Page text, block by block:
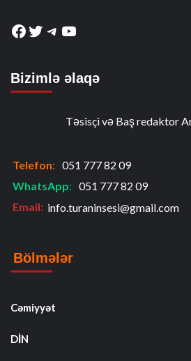
Facebook
Twitter
Telegram
YouTube
Bizimlə əlaqə
Təsisçi və Baş redaktor
Telefon: 051 777 82 09
WhatsApp: 051 777 82 09
Email: info.turaninsesi@gmail.com
Bölmələr
Cəmiyyət
DİN